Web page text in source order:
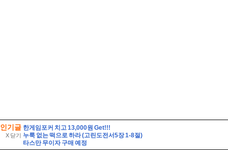
인기글
X 닫기
한게임포커 치고 13,000원 Get!!!
누룩 없는 떡으로 하라 (고린도전서5장 1-8절)
타스만 무이자 구매 예정